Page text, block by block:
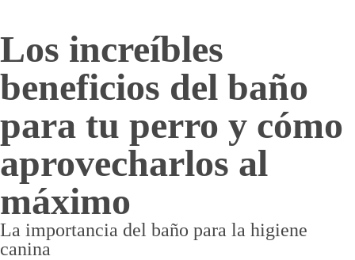
Los increíbles
beneficios del baño
para tu perro y cómo
aprovecharlos al
máximo
La importancia del baño para la higiene
canina